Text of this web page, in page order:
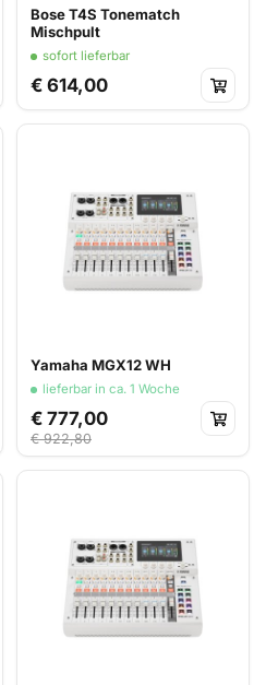
Bose T4S Tonematch
Mischpult
sofort lieferbar
€ 614,00
Yamaha MGX12 WH
lieferbar in ca. 1 Woche
€ 777,00
€ 922,80